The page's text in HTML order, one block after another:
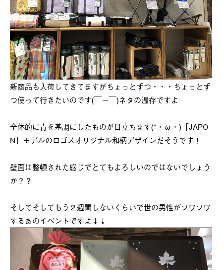
新商品も入荷してきてますがちょっとずつ・・・ちょっとず
つ使って行きたいのです(￣ー￣)ネタの温存ですよ
全体的に青を基調にしたものが目立ちます(*・ω・)「JAPO
N」モデルのロゴスオリジナル和柄デザインだそうです！
壁面は整頓された感じでとてもよろしいのではないでしょう
か？？
そしてそしてもう２週間しないくらいで世の男性がソワソワ
するあのイベントですよ↓↓